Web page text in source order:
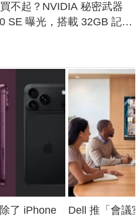
不起？NVIDIA 秘密武器
SE 曝光，搭載 32GB 記憶
了 iPhone
Dell 推「會議